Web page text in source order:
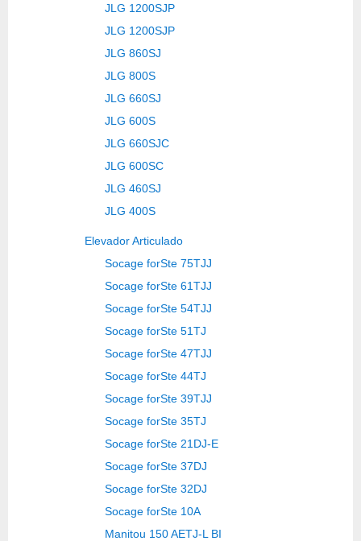
JLG 1200SJP
JLG 1200SJP
JLG 860SJ
JLG 800S
JLG 660SJ
JLG 600S
JLG 660SJC
JLG 600SC
JLG 460SJ
JLG 400S
Elevador Articulado
Socage forSte 75TJJ
Socage forSte 61TJJ
Socage forSte 54TJJ
Socage forSte 51TJ
Socage forSte 47TJJ
Socage forSte 44TJ
Socage forSte 39TJJ
Socage forSte 35TJ
Socage forSte 21DJ-E
Socage forSte 37DJ
Socage forSte 32DJ
Socage forSte 10A
Manitou 150 AETJ-L BI